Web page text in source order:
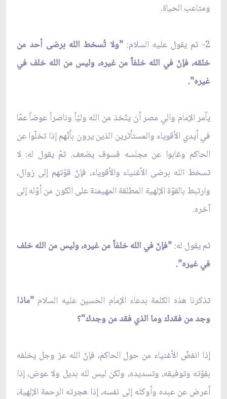
ومتاعب الحياة.
2- ثم يقول عليه السلام:
"ولا تُسخط الله برضى أحد من
خلقه، فإنّ في الله خلفاً من غيره، وليس من الله خلف في
غيره".
يأمر الإمام والي مصر أن يتّخذ من الله وليّاً وناصراً عوضاً عمّا
في أيدي الأقوياء والمستأثرين الذين يرون بأنّهم إذا تخلّوا عن
الحاكم وغابوا عن مجلسه فسوف يضعف. ثمّ يقول له: لا
تسخط الله برضى الأغنياء والأقوياء، فإنّ قوّتهم إلى زوال،
وارتبط بالقوّة الإلهية المطلقة المهيمنة على الكون من أوّله إلى
آخره.
ثم يقول له: "فإنّ في الله خلفاً من غيره، وليس من الله خلف
في غيره".
تذكرنا هذه الكلمة بدعاء الإمام الحسين عليه السلام"ماذا
وجد من فقدك وما الذي فقد من وجدك"؟
إذا انفضّ الأغنياء من حول الحاكم، فإنّ الله عز وجل يخلفه
بقوّته وتوفيقه، وتسديده، ولكن ليس لله بديل ولا عوض، إذا
أعرض عن عبده وأوكله إلى نفسه، إذا هجرته الرحمة الإلهية،